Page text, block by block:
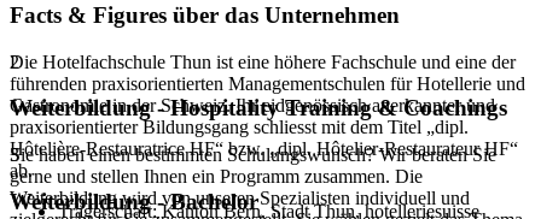
Facts & Figures über das Unternehmen
Die Hotelfachschule Thun ist eine höhere Fachschule und eine der
führenden praxisorientierten Managementschulen für Hotellerie und
Gastronomie in der Schweiz. Ihr eidgenössisch anerkannter und
praxisorientierter Bildungsgang schliesst mit dem Titel „dipl.
Hôtelière-Restauratrice HF“ bzw. „dipl. Hôtelier-Restaurateur HF“
ab.
Trägerschaft: Kanton Bern, Stadt Thun, hotelleriesuisse
2
Weiterbildung - Hospitality Training & Coachings
Sie haben einen bestimmten Schulungswunsch? Wir beraten Sie
gerne und stellen Ihnen ein Programm zusammen. Die
Weiterbildung wird von unseren Spezialisten individuell und
3
Weiterbildung - Bachelor